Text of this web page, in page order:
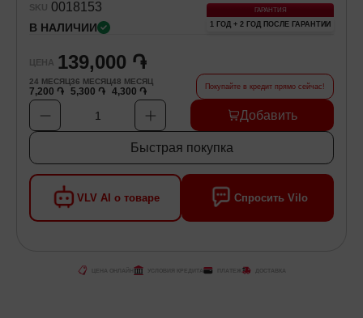
VLV AI о товаре Спросить Vilo
SKU 0018153
В НАЛИЧИИ
ГАРАНТИЯ
1 ГОД + 2 ГОД ПОСЛЕ ГАРАНТИИ
ЦЕНА 139,000 ֏
24 МЕСЯЦ
7,200 ֏
36 МЕСЯЦ
5,300 ֏
48 МЕСЯЦ
4,300 ֏ Покупайте в кредит прямо сейчас!
1 Добавить
Быстрая покупка
ЦЕНА ОНЛАЙН УСЛОВИЯ КРЕДИТА ПЛАТЕЖ ДОСТАВКА